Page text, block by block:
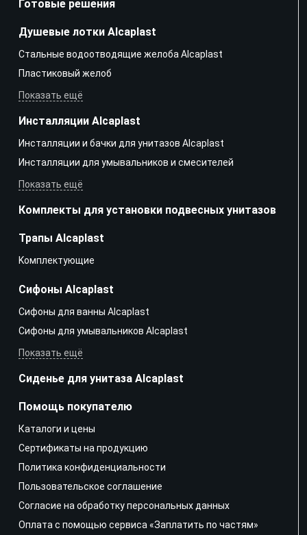
Готовые решения
Душевые лотки Alcaplast
Стальные водоотводящие желоба Alcaplast
Пластиковый желоб
Показать ещё
Инсталляции Alcaplast
Инсталляции и бачки для унитазов Alcaplast
Инсталляции для умывальников и смесителей
Показать ещё
Комплекты для установки подвесных унитазов
Трапы Alcaplast
Kомплектующие
Сифоны Alcaplast
Сифоны для ванны Alcaplast
Сифоны для умывальников Alcaplast
Показать ещё
Сиденье для унитаза Alcaplast
Помощь покупателю
Каталоги и цены
Сертификаты на продукцию
Политика конфиденциальности
Пользовательское соглашение
Согласие на обработку персональных данных
Оплата с помощью сервиса «Заплатить по частям»